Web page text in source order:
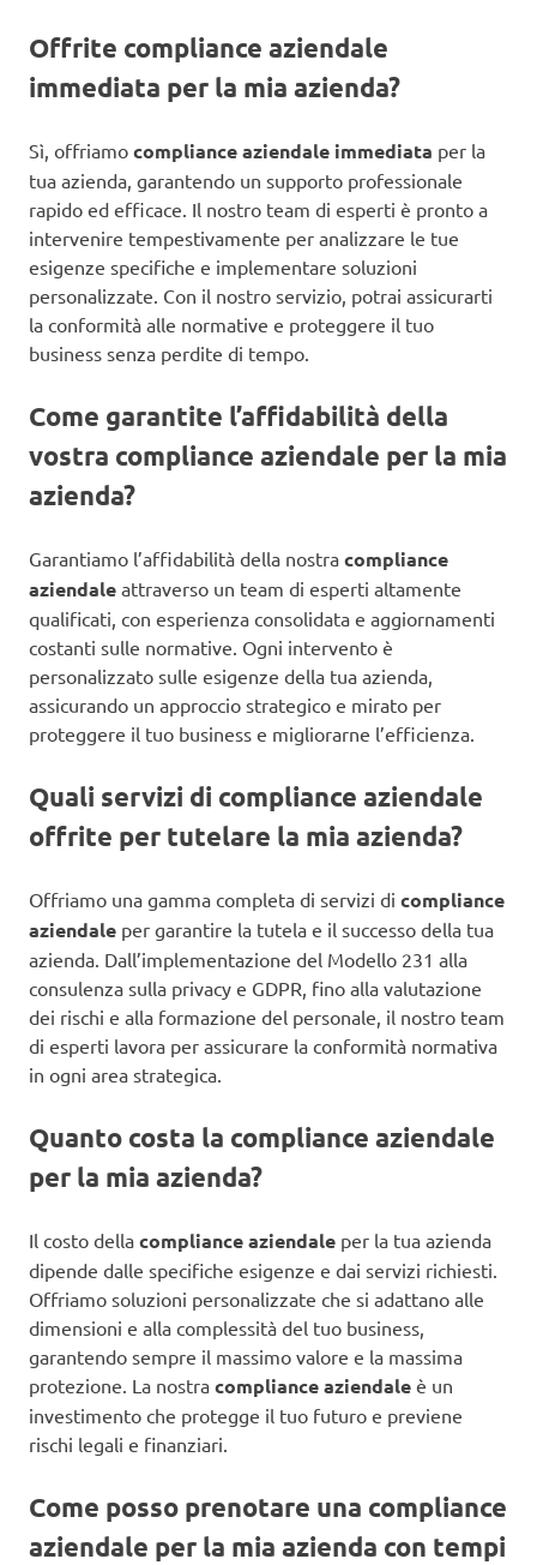
Offrite compliance aziendale
immediata per la mia azienda?
Sì, offriamo compliance aziendale immediata per la
tua azienda, garantendo un supporto professionale
rapido ed efficace. Il nostro team di esperti è pronto a
intervenire tempestivamente per analizzare le tue
esigenze specifiche e implementare soluzioni
personalizzate. Con il nostro servizio, potrai assicurarti
la conformità alle normative e proteggere il tuo
business senza perdite di tempo.
Come garantite l’affidabilità della
vostra compliance aziendale per la mia
azienda?
Garantiamo l’affidabilità della nostra compliance
aziendale attraverso un team di esperti altamente
qualificati, con esperienza consolidata e aggiornamenti
costanti sulle normative. Ogni intervento è
personalizzato sulle esigenze della tua azienda,
assicurando un approccio strategico e mirato per
proteggere il tuo business e migliorarne l’efficienza.
Quali servizi di compliance aziendale
offrite per tutelare la mia azienda?
Offriamo una gamma completa di servizi di compliance
aziendale per garantire la tutela e il successo della tua
azienda. Dall’implementazione del Modello 231 alla
consulenza sulla privacy e GDPR, fino alla valutazione
dei rischi e alla formazione del personale, il nostro team
di esperti lavora per assicurare la conformità normativa
in ogni area strategica.
Quanto costa la compliance aziendale
per la mia azienda?
Il costo della compliance aziendale per la tua azienda
dipende dalle specifiche esigenze e dai servizi richiesti.
Offriamo soluzioni personalizzate che si adattano alle
dimensioni e alla complessità del tuo business,
garantendo sempre il massimo valore e la massima
protezione. La nostra compliance aziendale è un
investimento che protegge il tuo futuro e previene
rischi legali e finanziari.
Come posso prenotare una compliance
aziendale per la mia azienda con tempi